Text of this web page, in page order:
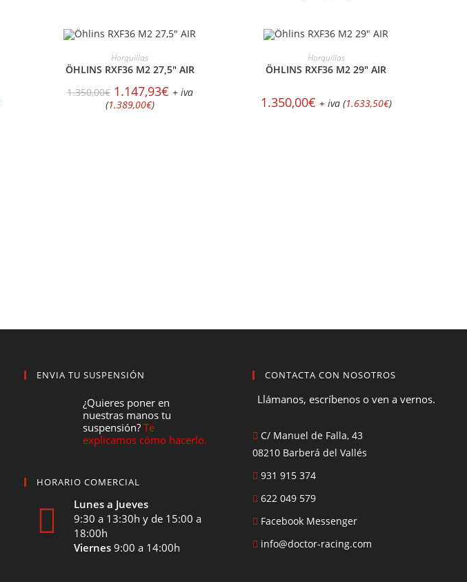
MÁS INFORMACIÓN
Horquillas
ÖHLINS RXF36 M2 27,5″ AIR
1.350,00€ 1.147,93€ + iva
(1.389,00€)
MÁS INFORMACIÓN
Horquillas
ÖHLINS RXF36 M2 29″ AIR
1.350,00€ + iva (1.633,50€)
ENVIA TU SUSPENSIÓN
¿Quieres poner en
nuestras manos tu
suspensión?Te
explicamos cómo hacerlo.
HORARIO COMERCIAL
Lunes a Jueves
9:30 a 13:30h y de 15:00 a
18:00h
Viernes9:00 a 14:00h
CONTACTA CON NOSOTROS
Llámanos, escríbenos o ven a vernos.
C/ Manuel de Falla, 43
08210 Barberá del Vallés
931 915 374
622 049 579
Facebook Messenger
info@doctor-racing.com